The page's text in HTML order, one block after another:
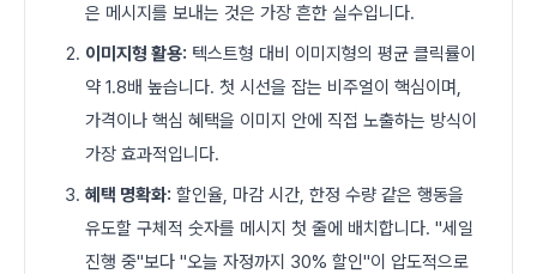
은 메시지를 보내는 것은 가장 흔한 실수입니다.
이미지형 활용: 텍스트형 대비 이미지형의 평균 클릭률이
약 1.8배 높습니다. 첫 시선을 잡는 비주얼이 핵심이며,
가격이나 핵심 혜택을 이미지 안에 직접 노출하는 방식이
가장 효과적입니다.
혜택 명확화: 할인율, 마감 시간, 한정 수량 같은 행동을
유도할 구체적 숫자를 메시지 첫 줄에 배치합니다. "세일
진행 중"보다 "오늘 자정까지 30% 할인"이 압도적으로